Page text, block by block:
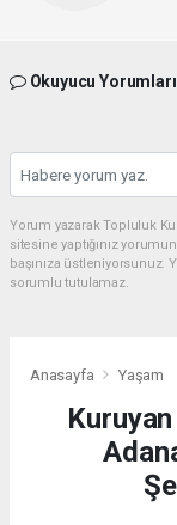
Okuyucu Yorumları
Yorum yazarak Topluluk
sitesine yaptığınız
başınıza
sorumlu tutulamaz.
Anasayfa Yaşam